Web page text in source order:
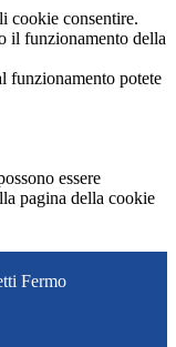
cookie consentire.
il funzionamento della
funzionamento potete
essere
pagina della cookie
Fermo